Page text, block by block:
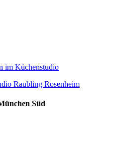
im Küchenstudio
Raubling Rosenheim
Süd